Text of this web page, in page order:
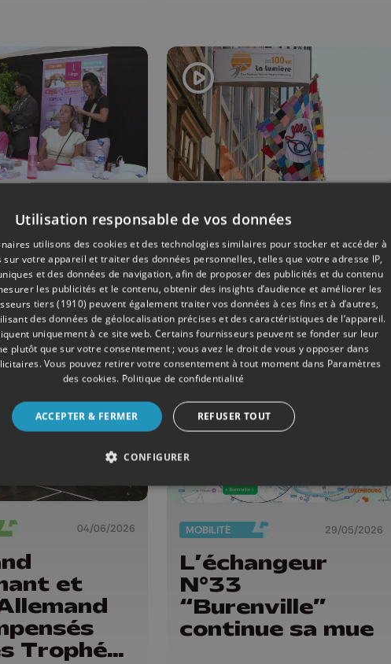
:
de
et de
Surdicécité : des
drapeaux pour
rendre visible
l'invisible
04/06/2026
et
Trophées
MOBILITÉ 29/05/2026
L’échangeur
N°33
“Burenville”
continue sa mue
Utilisation responsable de vos données
utilisons des cookies et des technologies similaires pour stocker et accéder à
votre appareil et traiter des données personnelles, telles que votre adresse IP,
et des données de navigation, afin de proposer des publicités et du contenu
les publicités et le contenu, obtenir des insights d’audience et améliorer les
tiers (1910) peuvent également traiter vos données à ces fins et à d’autres,
des données de géolocalisation précises et des caractéristiques de l’appareil.
uniquement à ce site web. Certains fournisseurs peuvent se fonder sur leur
plutôt que sur votre consentement ; vous avez le droit de vous y opposer dans
. Vous pouvez retirer votre consentement à tout moment dans Paramètres
des cookies. Politique de confidentialité
ACCEPTER & FERMER REFUSER TOUT
CONFIGURER